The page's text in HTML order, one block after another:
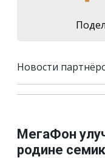
Новости
МегаФон
родине